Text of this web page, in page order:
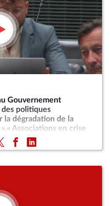
Gouvernement
des politiques
la dégradation de la
Associations en crise
pour l'État ? »